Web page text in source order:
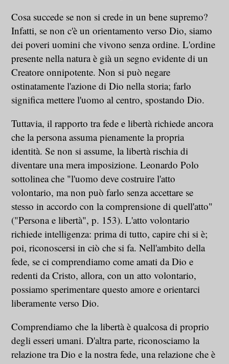
Cosa succede se non si crede in un bene supremo?
Infatti, se non c'è un orientamento verso Dio, siamo
dei poveri uomini che vivono senza ordine. L'ordine
presente nella natura è già un segno evidente di un
Creatore onnipotente. Non si può negare
ostinatamente l'azione di Dio nella storia; farlo
significa mettere l'uomo al centro, spostando Dio.
Tuttavia, il rapporto tra fede e libertà richiede ancora
che la persona assuma pienamente la propria
identità. Se non si assume, la libertà rischia di
diventare una mera imposizione. Leonardo Polo
sottolinea che "l'uomo deve costruire l'atto
volontario, ma non può farlo senza accettare se
stesso in accordo con la comprensione di quell'atto"
("Persona e libertà", p. 153). L'atto volontario
richiede intelligenza: prima di tutto, capire chi si è;
poi, riconoscersi in ciò che si fa. Nell'ambito della
fede, se ci comprendiamo come amati da Dio e
redenti da Cristo, allora, con un atto volontario,
possiamo sperimentare questo amore e orientarci
liberamente verso Dio.
Comprendiamo che la libertà è qualcosa di proprio
degli esseri umani. D'altra parte, riconosciamo la
relazione tra Dio e la nostra fede, una relazione che è